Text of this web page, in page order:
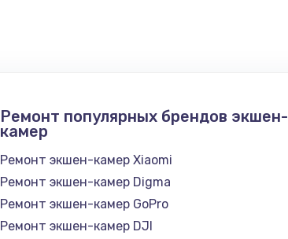
Ремонт популярных брендов экшен-
камер
Ремонт экшен-камер Xiaomi
Ремонт экшен-камер Digma
Ремонт экшен-камер GoPro
Ремонт экшен-камер DJI